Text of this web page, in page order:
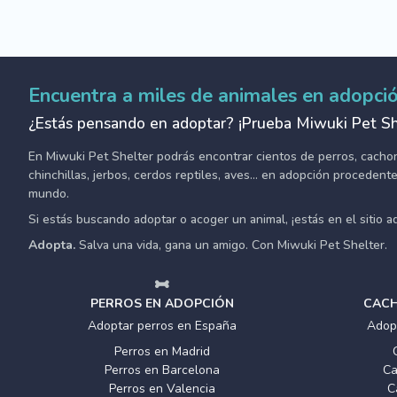
Encuentra a miles de animales en
¿Estás pensando en adoptar? ¡Prueba Miwuki Pet
En Miwuki Pet Shelter podrás encontrar cientos de perros,
chinchillas, jerbos, cerdos reptiles, aves... en adopción
mundo.
Si estás buscando adoptar o acoger un animal, ¡estás en el sitio
Adopta. Salva una vida, gana un amigo. Con Miwuki Pet Shelter.
PERROS EN ADOPCIÓN
Adoptar perros en España
Perros en Madrid
Perros en Barcelona
Perros en Valencia